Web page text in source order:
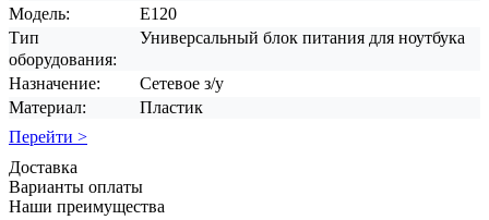
Модель:
E120
Тип
оборудования:
Универсальный блок питания для ноутбука
Назначение:
Сетевое з/у
Материал:
Пластик
Перейти >
Доставка
Варианты оплаты
Наши преимущества